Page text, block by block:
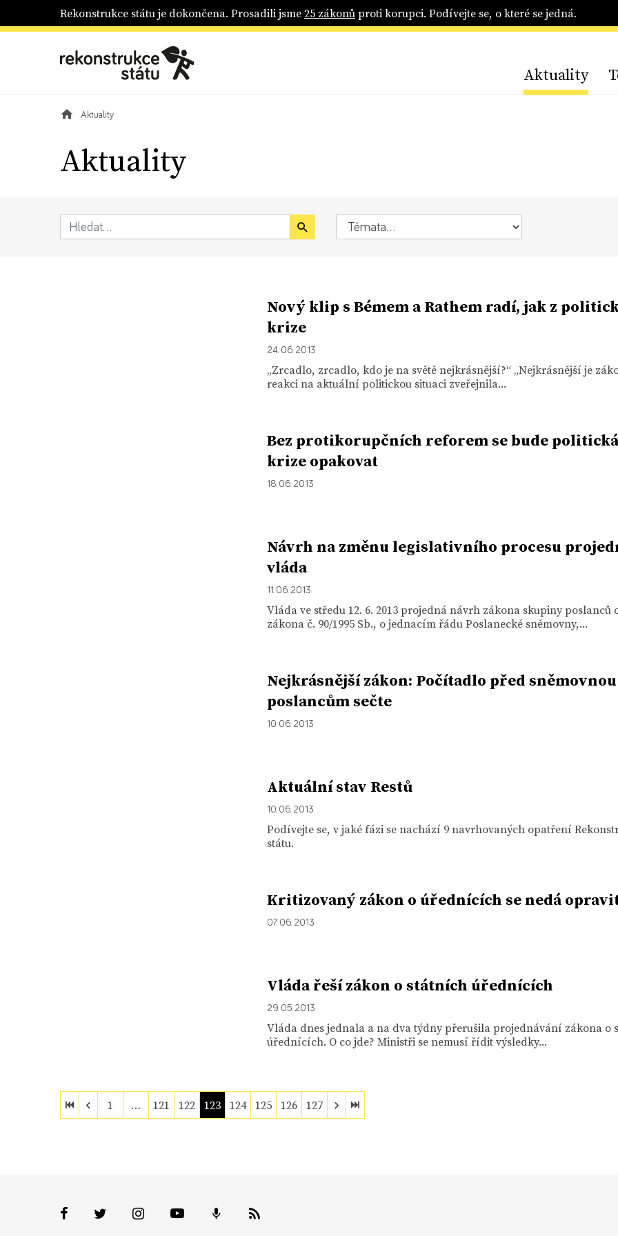
Rekonstrukce státu je dokončena. Prosadili jsme25 zákonůproti korupci. Podívejte se, o které se jedná.
Aktuality
Aktuality
Aktuality
Nový klip s Bémem a Rathem radí, jak z
krize
24. 06. 2013
„Zrcadlo, zrcadlo, kdo je na světě nejkrásnější?“ „Nejkrásnější je
reakci na aktuální politickou situaci zveřejnila...
Bez protikorupčních reforem se bude politická
krize opakovat
18. 06. 2013
Návrh na změnu legislativního procesu
vláda
11. 06. 2013
Vláda ve středu 12. 6. 2013 projedná návrh zákona skupiny poslanců
zákona č. 90/1995 Sb., o jednacím řádu Poslanecké sněmovny,...
Nejkrásnější zákon: Počítadlo před
poslancům sečte
10. 06. 2013
Aktuální stav Restů
10. 06. 2013
Podívejte se, v jaké fázi se nachází 9 navrhovaných opatření
státu.
Kritizovaný zákon o úřednících se nedá
07. 06. 2013
Vláda řeší zákon o státních úřednících
29. 05. 2013
Vláda dnes jednala a na dva týdny přerušila projednávání zákona o
úřednících. O co jde? Ministři se nemusí řídit výsledky...
1 … 121 122 123 124 125 126 127